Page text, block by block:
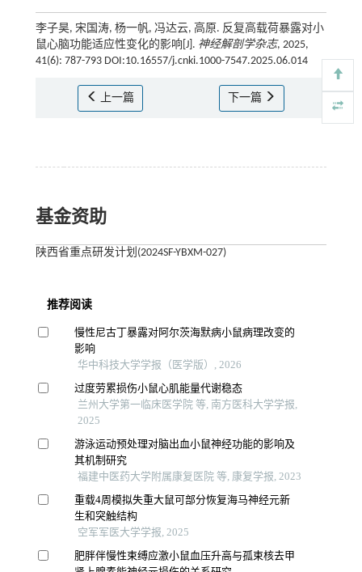
李子昊, 宋国涛, 杨一帆, 冯达云, 高原. 反复高载荷暴露对小
鼠心脑功能适应性变化的影响[J]. 神经解剖学杂志, 2025,
41(6): 787-793 DOI:10.16557/j.cnki.1000-7547.2025.06.014
上一篇 下一篇
基金资助
陕西省重点研发计划(2024SF-YBXM-027)